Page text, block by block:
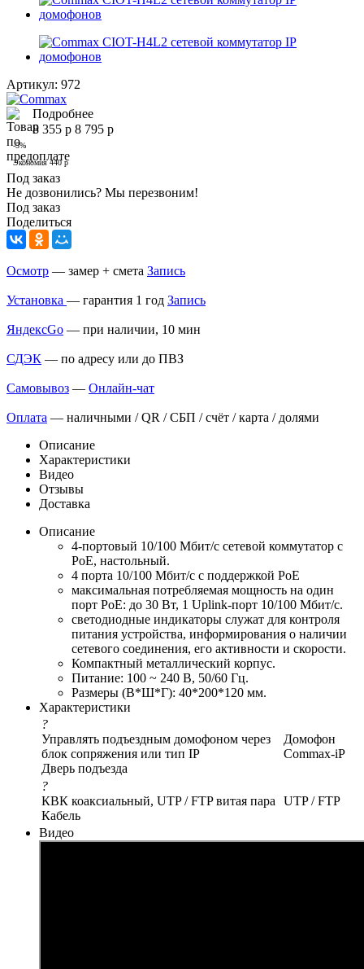
Артикул: 972
Подробнее
8 355 р 8 795 р
-5%
Экономия440р
Под заказ
Не дозвонились? Мы перезвоним!
Под заказ
Поделиться
Осмотр — замер + смета Запись
Установка — гарантия 1 год Запись
ЯндексGo — при наличии, 10 мин
СДЭК — по адресу или до ПВЗ
Самовывоз — Онлайн-чат
Оплата — наличными / QR / СБП / счёт / карта / долями
Описание
Характеристики
Видео
Отзывы
Доставка
Описание
4-портовый 10/100 Мбит/с сетевой коммутатор с
PoE, настольный.
4 порта 10/100 Мбит/с с поддержкой PoE
максимальная потребляемая мощность на один
порт PoE: до 30 Вт, 1 Uplink-порт 10/100 Мбит/с.
светодиодные индикаторы служат для контроля
питания устройства, информирования о наличии
сетевого соединения, его активности и скорости.
Компактный металлический корпус.
Питание: 100 ~ 240 В, 50/60 Гц.
Размеры (В*Ш*Г): 40*200*120 мм.
Характеристики
?
Управлять подъездным домофоном через
блок сопряжения или тип IP
Дверь подъезда
Домофон
Commax-iP
?
КВК коаксиальный, UTP / FTP витая пара
Кабель
UTP / FTP
Видео